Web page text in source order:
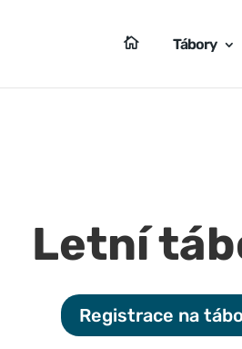
Tábory
Letní
Registrace na